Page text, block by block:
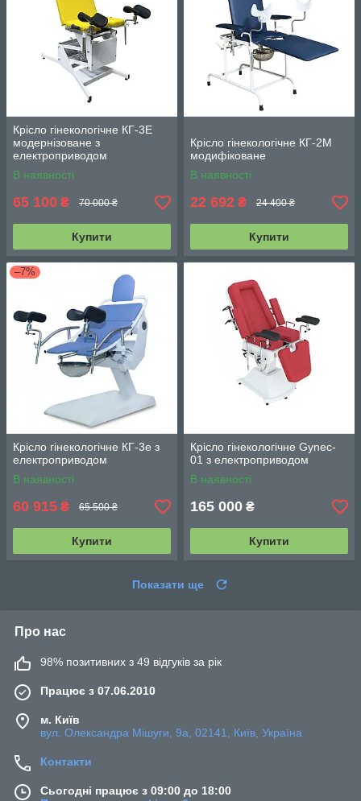
Крісло гінекологічне КГ-3Е
модернізоване з
електроприводом
В наявності
65 100 ₴ 70 000 ₴
Купити
Крісло гінекологічне КГ-2М
модифіковане
В наявності
22 692 ₴ 24 400 ₴
Купити
–7%
Крісло гінекологічне КГ-3е з
електроприводом
В наявності
60 915 ₴ 65 500 ₴
Купити
Крісло гінекологічне Gynec-
01 з електроприводом
В наявності
165 000 ₴
Купити
Показати ще
Про нас
98% позитивних з 49 відгуків за рік
Працює з 07.06.2010
м. Київ
вул. Олександра Мішуги, 9а, 02141, Київ, Україна
Контакти
Сьогодні працює з 09:00 до 18:00